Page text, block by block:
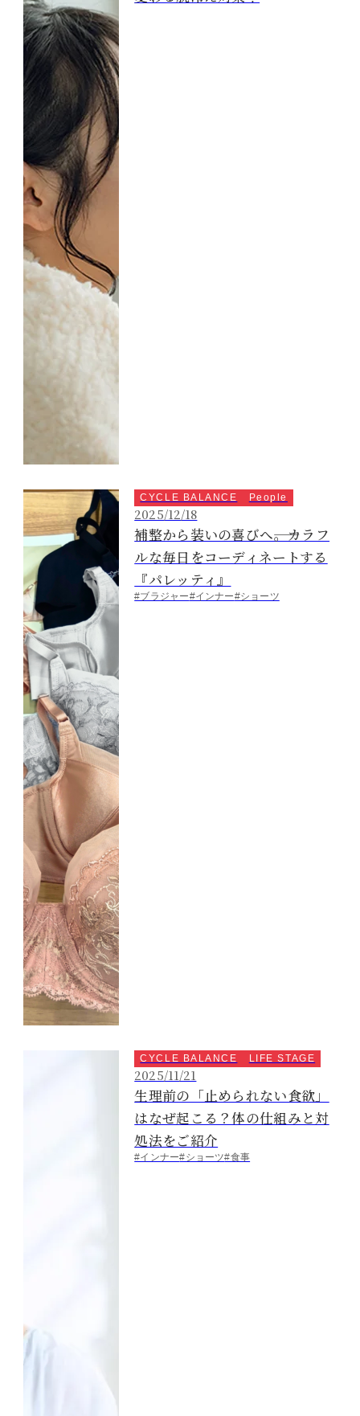
CYCLE BALANCE People
2025/12/18
補整から装いの喜びへ――。カラフ
ルな毎日をコーディネートする
『パレッティ』
#ブラジャー#インナー#ショーツ
CYCLE BALANCE LIFE STAGE
2025/11/21
生理前の「止められない食欲」
はなぜ起こる？体の仕組みと対
処法をご紹介
#インナー#ショーツ#食事